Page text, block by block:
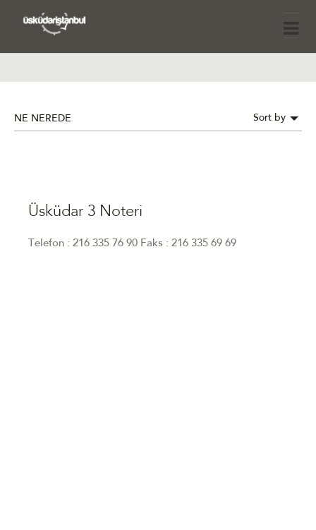
NE NEREDE Sort by
Üsküdar 3 Noteri
Telefon : 216 335 76 90 Faks : 216 335 69 69